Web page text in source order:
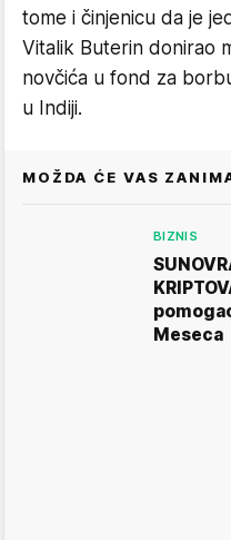
tome i činjenicu da je
Vitalik Buterin donirao
novčića u fond za
u Indiji.
MOŽDA ĆE VAS
BIZNIS
Meseca